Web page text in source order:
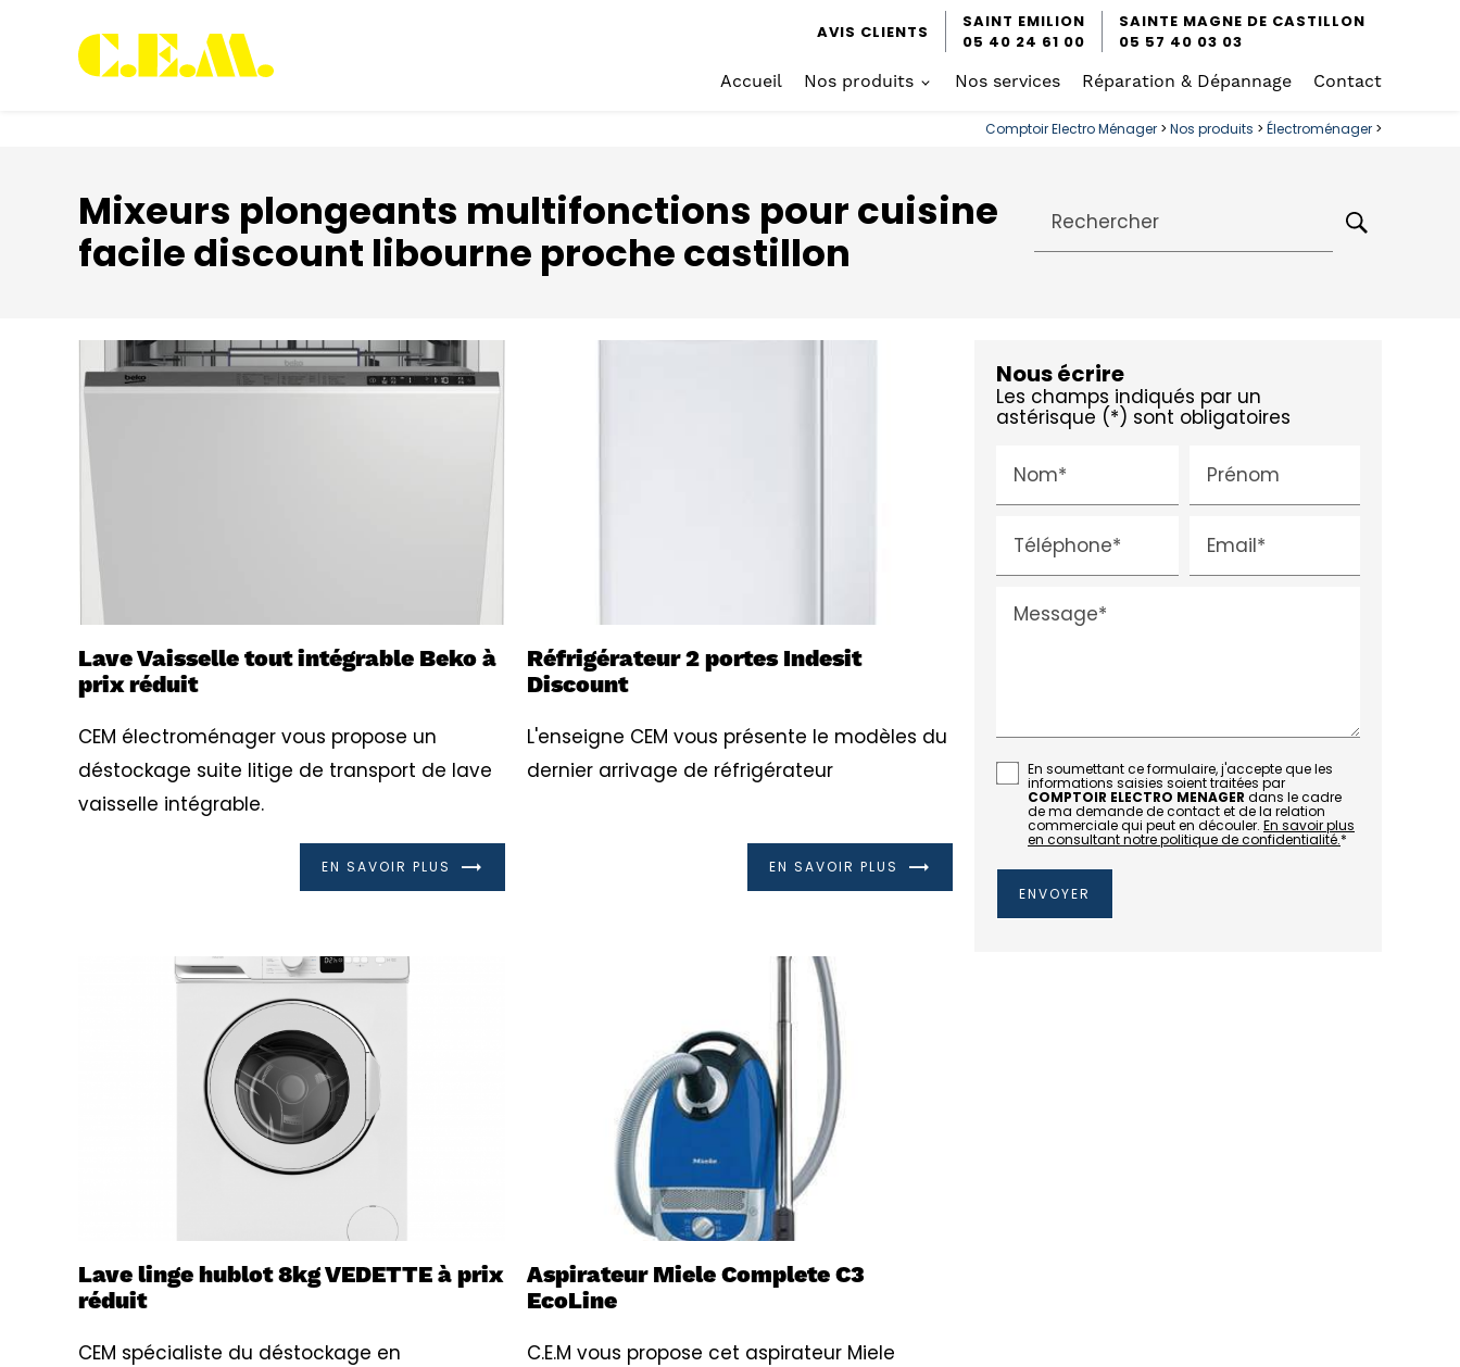
AVIS CLIENTS
SAINT EMILION
05 40 24 61 00
SAINTE MAGNE DE CASTILLON
05 57 40 03 03
Accueil Nos produits Nos services Réparation & Dépannage Contact
Comptoir Electro Ménager > Nos produits > Électroménager >
Mixeurs plongeants multifonctions pour cuisine
facile discount libourne proche castillon
Rechercher
Lave Vaisselle tout intégrable Beko à
prix réduit
CEM électroménager vous propose un
déstockage suite litige de transport de lave
vaisselle intégrable.
EN SAVOIR PLUS
Réfrigérateur 2 portes Indesit
Discount
L'enseigne CEM vous présente le modèles du
dernier arrivage de réfrigérateur
EN SAVOIR PLUS
Lave linge hublot 8kg VEDETTE à prix
réduit
CEM spécialiste du déstockage en
Aspirateur Miele Complete C3
EcoLine
C.E.M vous propose cet aspirateur Miele
Nous écrire
Les champs indiqués par un
astérisque (*) sont obligatoires
Nom* Prénom
Téléphone* Email*
Message*
En soumettant ce formulaire, j'accepte que les
informations saisies soient traitées par
COMPTOIR ELECTRO MENAGER dans le cadre
de ma demande de contact et de la relation
commerciale qui peut en découler. En savoir plus
en consultant notre politique de confidentialité.*